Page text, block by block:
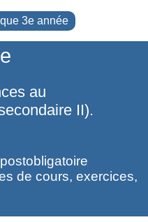
3e année
au
II).
de cours, exercices,